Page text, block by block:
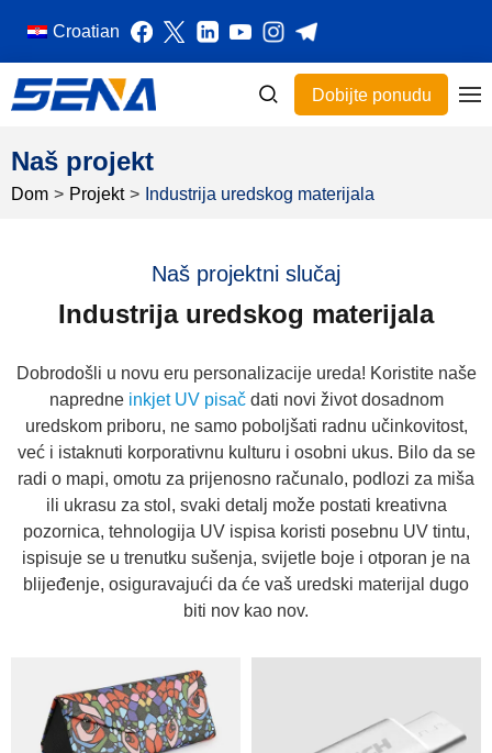
Croatian
Dobijte ponudu
Naš projekt
Dom > Projekt > Industrija uredskog materijala
Naš projektni slučaj
Industrija uredskog materijala
Dobrodošli u novu eru personalizacije ureda! Koristite naše
napredne inkjet UV pisačdati novi život dosadnom
uredskom priboru, ne samo poboljšati radnu učinkovitost,
već i istaknuti korporativnu kulturu i osobni ukus. Bilo da se
radi o mapi, omotu za prijenosno računalo, podlozi za miša
ili ukrasu za stol, svaki detalj može postati kreativna
pozornica, tehnologija UV ispisa koristi posebnu UV tintu,
ispisuje se u trenutku sušenja, svijetle boje i otporan je na
blijeđenje, osiguravajući da će vaš uredski materijal dugo
biti nov kao nov.